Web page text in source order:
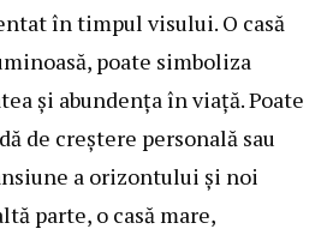
în timpul visului. O casă
poate simboliza
și abundența în viață. Poate
de creștere personală sau
a orizontului și noi
parte, o casă mare,